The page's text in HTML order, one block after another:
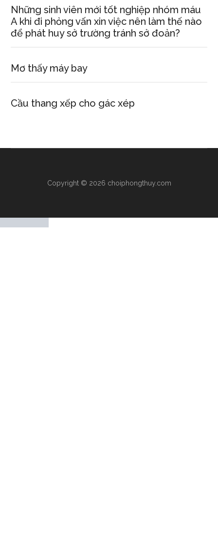
Những sinh viên mới tốt nghiệp nhóm máu
A khi đi phỏng vấn xin việc nên làm thế nào
để phát huy sở trường tránh sở đoản?
Mơ thấy máy bay
Cầu thang xếp cho gác xép
Copyright © 2026 choiphongthuy.com